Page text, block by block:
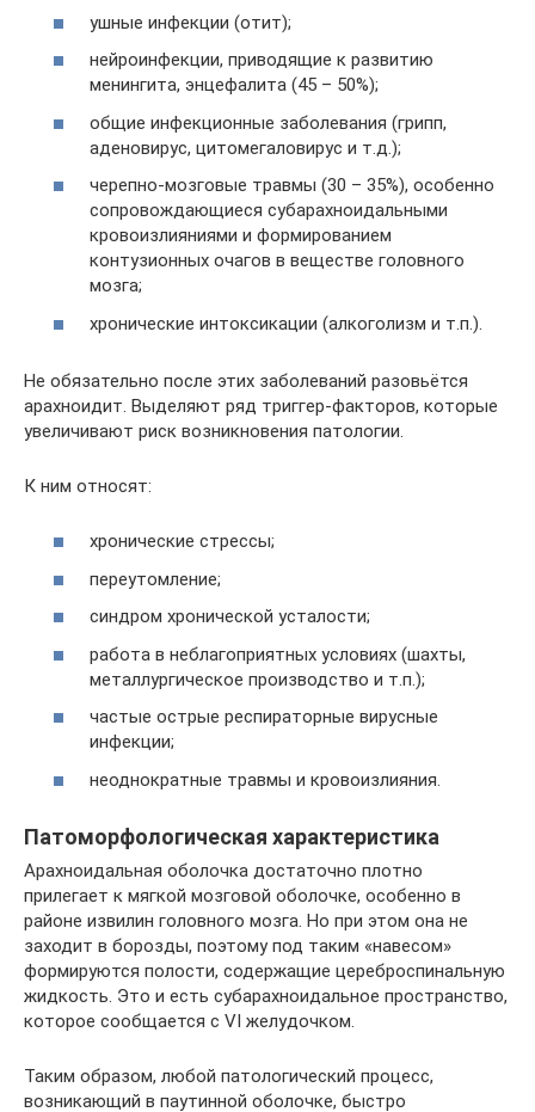
ушные инфекции (отит);
нейроинфекции, приводящие к развитию
менингита, энцефалита (45 – 50%);
общие инфекционные заболевания (грипп,
аденовирус, цитомегаловирус и т.д.);
черепно-мозговые травмы (30 – 35%), особенно
сопровождающиеся субарахноидальными
кровоизлияниями и формированием
контузионных очагов в веществе головного
мозга;
хронические интоксикации (алкоголизм и т.п.).
Не обязательно после этих заболеваний разовьётся
арахноидит. Выделяют ряд триггер-факторов, которые
увеличивают риск возникновения патологии.
К ним относят:
хронические стрессы;
переутомление;
синдром хронической усталости;
работа в неблагоприятных условиях (шахты,
металлургическое производство и т.п.);
частые острые респираторные вирусные
инфекции;
неоднократные травмы и кровоизлияния.
Патоморфологическая характеристика
Арахноидальная оболочка достаточно плотно
прилегает к мягкой мозговой оболочке, особенно в
районе извилин головного мозга. Но при этом она не
заходит в борозды, поэтому под таким «навесом»
формируются полости, содержащие цереброспинальную
жидкость. Это и есть субарахноидальное пространство,
которое сообщается с VI желудочком.
Таким образом, любой патологический процесс,
возникающий в паутинной оболочке, быстро